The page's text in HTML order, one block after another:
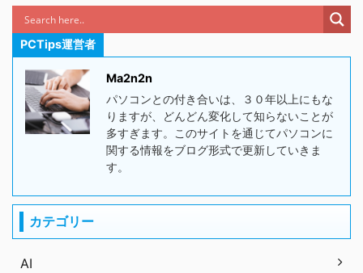
PCTips運営者
Ma2n2n
パソコンとの付き合いは、３０年以上にもな
りますが、どんどん変化して知らないことが
多すぎます。このサイトを通じてパソコンに
関する情報をブログ形式で更新していきま
す。
カテゴリー
AI